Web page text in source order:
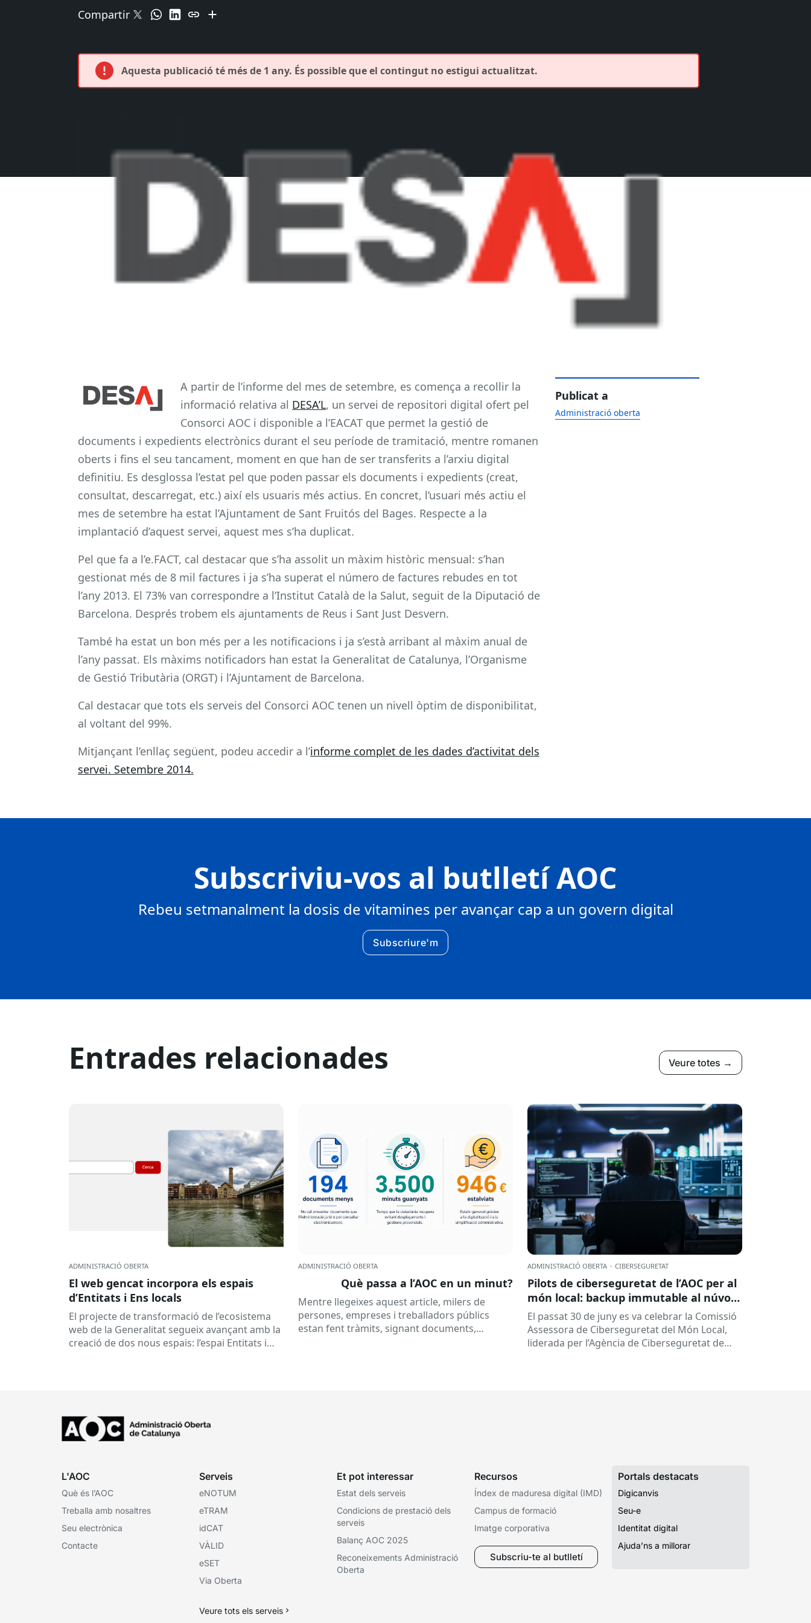
Compartir
Aquesta publicació té més de 1 any. És possible que el contingut no estigui actualitzat.
A partir de l’informe del mes de setembre, es comença a recollir la
informació relativa al DESA’L, un servei de repositori digital ofert pel
Consorci AOC i disponible a l’EACAT que permet la gestió de
documents i expedients electrònics durant el seu període de tramitació, mentre romanen
oberts i fins el seu tancament, moment en que han de ser transferits a l’arxiu digital
definitiu. Es desglossa l’estat pel que poden passar els documents i expedients (creat,
consultat, descarregat, etc.) així els usuaris més actius. En concret, l’usuari més actiu el
mes de setembre ha estat l’Ajuntament de Sant Fruitós del Bages. Respecte a la
implantació d’aquest servei, aquest mes s’ha duplicat.
Pel que fa a l’e.FACT, cal destacar que s’ha assolit un màxim històric mensual: s’han
gestionat més de 8 mil factures i ja s’ha superat el número de factures rebudes en tot
l’any 2013. El 73% van correspondre a l’Institut Català de la Salut, seguit de la Diputació de
Barcelona. Després trobem els ajuntaments de Reus i Sant Just Desvern.
També ha estat un bon més per a les notificacions i ja s’està arribant al màxim anual de
l’any passat. Els màxims notificadors han estat la Generalitat de Catalunya, l’Organisme
de Gestió Tributària (ORGT) i l’Ajuntament de Barcelona.
Cal destacar que tots els serveis del Consorci AOC tenen un nivell òptim de disponibilitat,
al voltant del 99%.
Mitjançant l’enllaç següent, podeu accedir a l’informe complet de les dades d’activitat dels
servei. Setembre 2014.
Publicat a
Administració oberta
Subscriviu-vos al butlletí AOC
Rebeu setmanalment la dosis de vitamines per avançar cap a un govern digital
Subscriure'm
Entrades relacionades Veure totes →
ADMINISTRACIÓ OBERTA
El web gencat incorpora els espais
d’Entitats i Ens locals
El projecte de transformació de l’ecosistema
web de la Generalitat segueix avançant amb la
creació de dos nous espais: l’espai Entitats i
ADMINISTRACIÓ OBERTA
Què passa a l’AOC en un minut?
Mentre llegeixes aquest article, milers de
persones, empreses i treballadors públics
estan fent tràmits, signant documents,
ADMINISTRACIÓ OBERTA · CIBERSEGURETAT
Pilots de ciberseguretat de l’AOC per al
món local: backup immutable al núvol i
altres
El passat 30 de juny es va celebrar la Comissió
Assessora de Ciberseguretat del Món Local,
liderada per l’Agència de Ciberseguretat de
L'AOC
Què és l’AOC
Treballa amb nosaltres
Seu electrònica
Contacte
Serveis
eNOTUM
eTRAM
idCAT
VÀLID
eSET
Via Oberta
Veure tots els serveis
Et pot interessar
Estat dels serveis
Condicions de prestació dels
serveis
Balanç AOC 2025
Reconeixements Administració
Oberta
Recursos
Índex de maduresa digital (IMD)
Campus de formació
Imatge corporativa
Subscriu-te al butlletí
Portals destacats
Digicanvis
Seu-e
Identitat digital
Ajuda’ns a millorar